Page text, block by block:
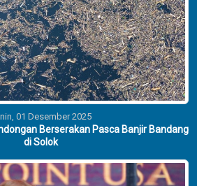
01 Desember 2025
Berserakan Pasca Banjir Bandang
di Solok